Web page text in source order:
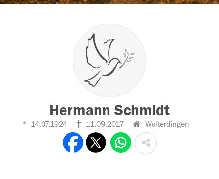
Hermann Schmidt
14.07.1924 11.09.2017 Wolterdingen